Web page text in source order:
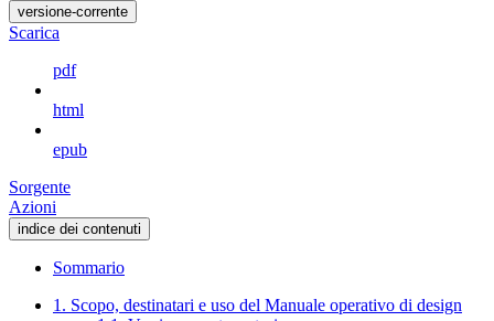
versione-corrente
Scarica
pdf
html
epub
Sorgente
Azioni
indice dei contenuti
Sommario
1. Scopo, destinatari e uso del Manuale operativo di design